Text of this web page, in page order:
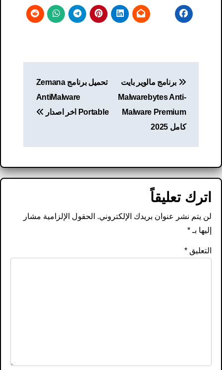
المقالات
برنامج مالوير بايت
Malwarebytes Anti-
Malware Premium
كامل 2025
تحميل برنامج Zemana
AntiMalware
Portable اخر اصدار
اترك تعليقاً
لن يتم نشر عنوان بريدك الإلكتروني. الحقول الإلزامية مشار
إليها بـ*
التعليق*